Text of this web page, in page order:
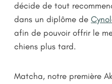
décide de tout
dans un diplôme de
afin de pouvoir offrir le
chiens plus tard.
Matcha, notre première